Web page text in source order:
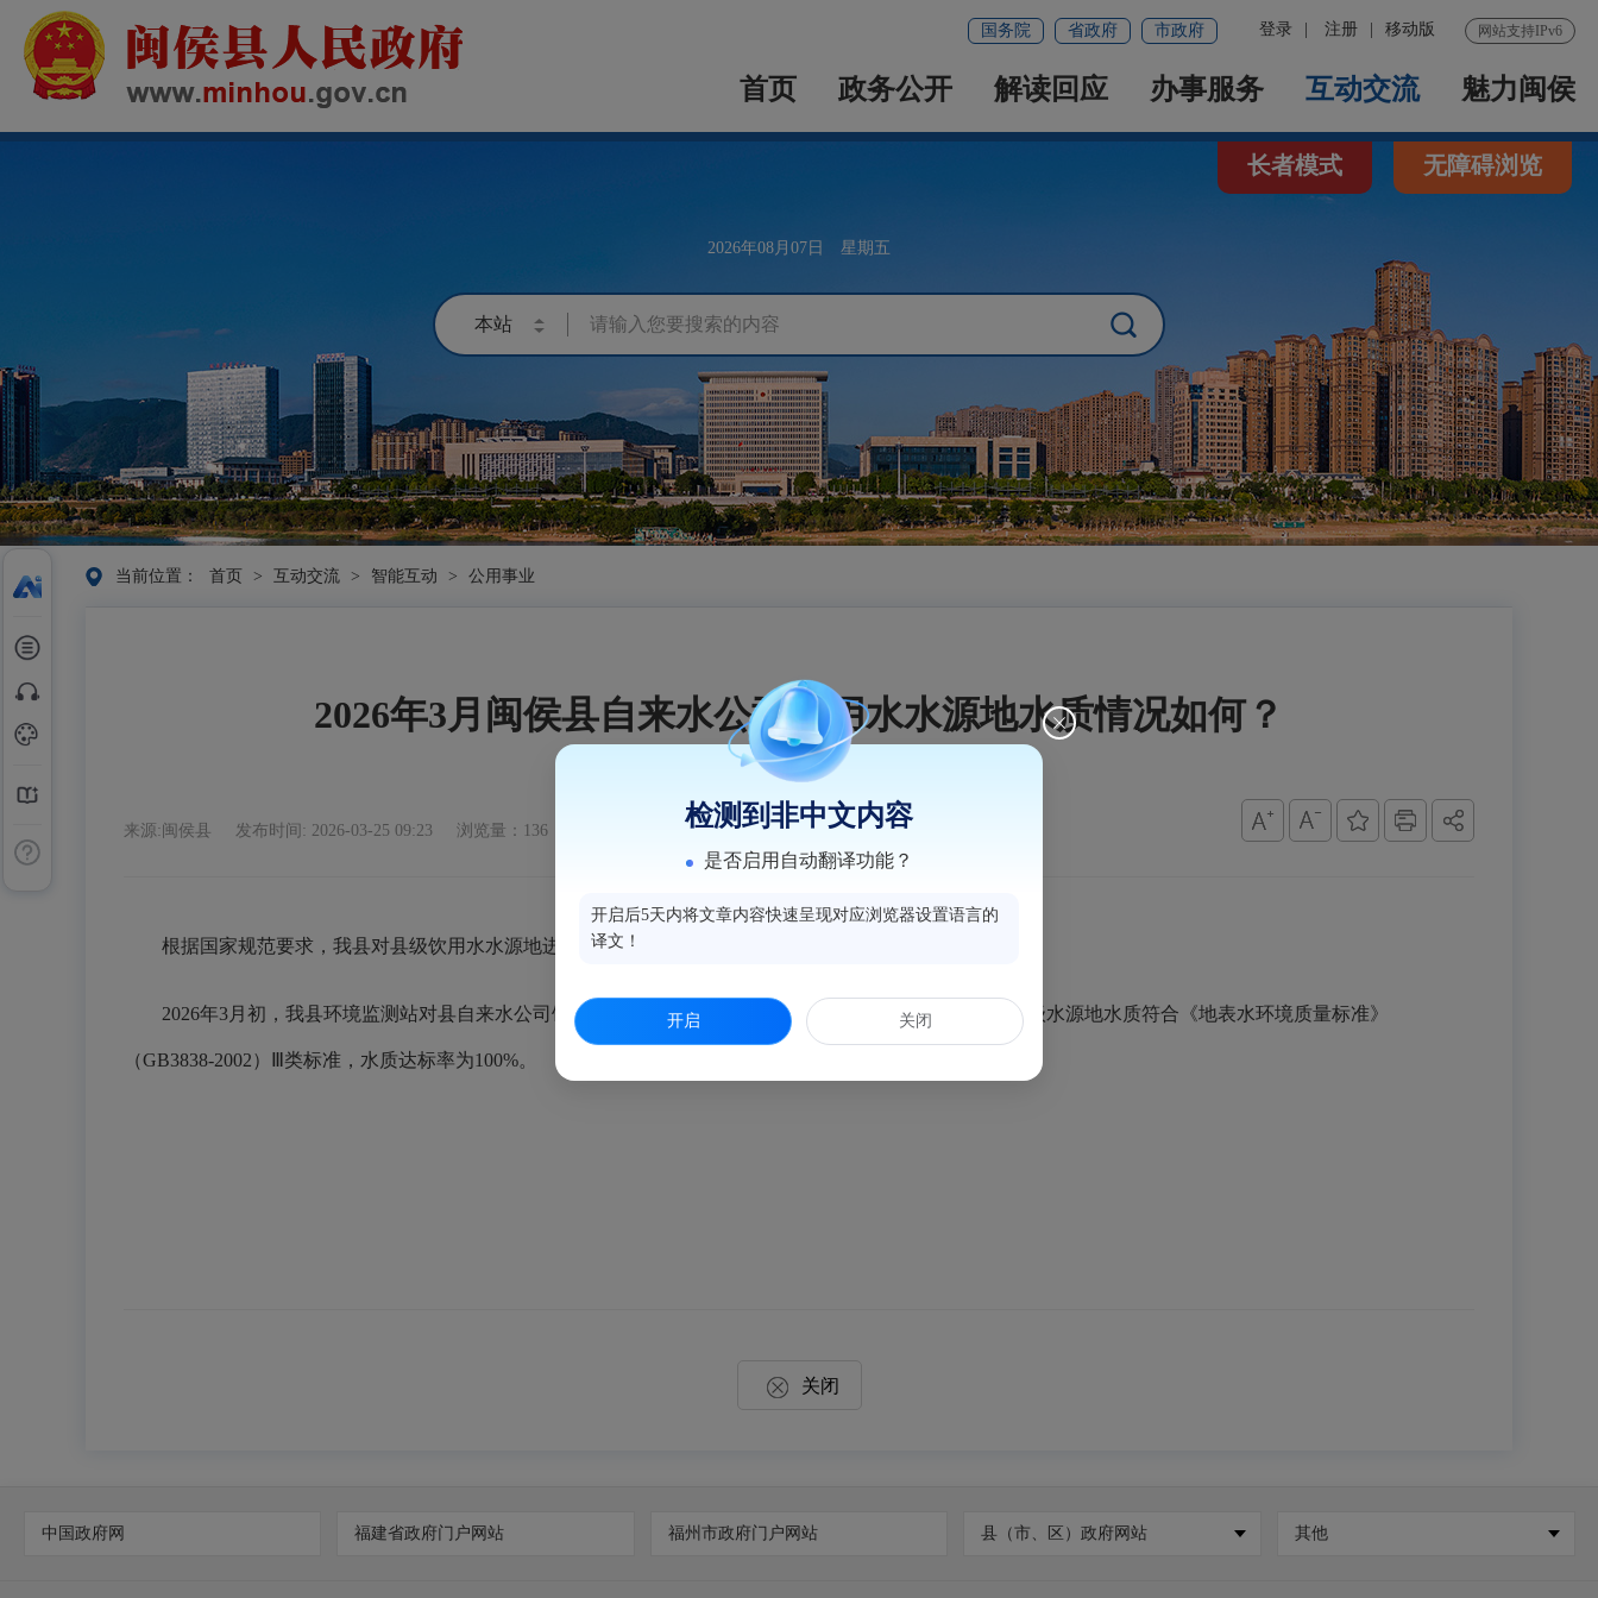
网站支持IPv6
登录 注册 移动版
国务院 省政府 市政府
首页 政务公开 解读回应 办事服务 互动交流 魅力闽侯
2026年08月07日 星期五
长者模式 无障碍浏览
当前位置： 首页 > 互动交流 > 智能互动 > 公用事业
2026年3月闽侯县自来水公司饮用水水源地水质情况如何？
来源:闽侯县 发布时间: 2026-03-25 09:23 浏览量：136
根据国家规范要求，我县对县级饮用水水源地进行每月监测一次。
2026年3月初，我县环境监测站对县自来水公司饮用水水源地开展62项指标监测。监测结果显示，我县县级水源地水质符合《地表水环境质量标准》
（GB3838-2002）Ⅲ类标准，水质达标率为100%。
关闭
中国政府网 福建省政府门户网站 福州市政府门户网站 县（市、区）政府网站 其他
检测到非中文内容
是否启用自动翻译功能？
开启后5天内将文章内容快速呈现对应浏览器设置语言的
译文！
开启 关闭